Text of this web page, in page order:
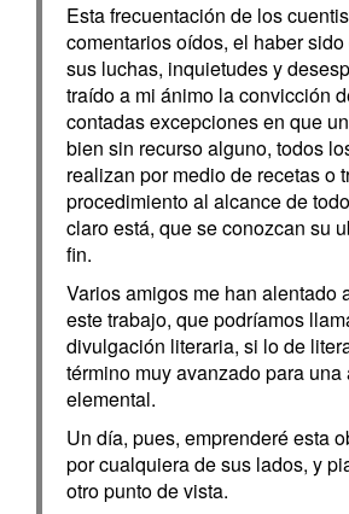
Esta frecuentación de los
comentarios oídos, el haber
sus luchas, inquietudes y
traído a mi ánimo la convicción
contadas excepciones en que
bien sin recurso alguno, todos
realizan por medio de recetas o
procedimiento al alcance de
claro está, que se conozcan su
fin.
Varios amigos me han alentado
este trabajo, que podríamos
divulgación literaria, si lo de
término muy avanzado para
elemental.
Un día, pues, emprenderé esta
por cualquiera de sus lados, y
otro punto de vista.